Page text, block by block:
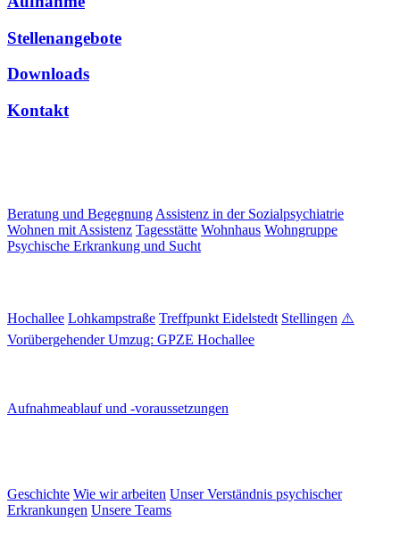
Stellenangebote
Downloads
Kontakt
Beratung und Begegnung Assistenz in der Sozialpsychiatrie
Wohnen mit Assistenz Tagesstätte Wohnhaus Wohngruppe
Psychische Erkrankung und Sucht
Hochallee Lohkampstraße Treffpunkt Eidelstedt Stellingen ⚠️
Vorübergehender Umzug: GPZE Hochallee
Aufnahmeablauf und -voraussetzungen
Geschichte Wie wir arbeiten Unser Verständnis psychischer
Erkrankungen Unsere Teams